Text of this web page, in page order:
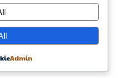
以WordPress设计